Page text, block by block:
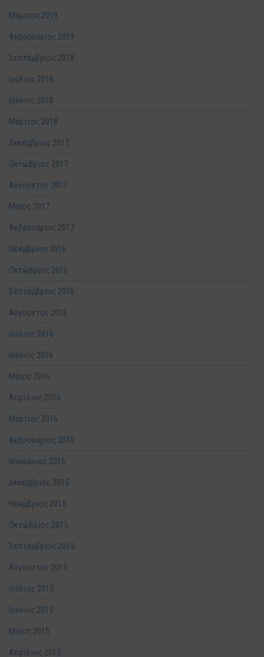
Μάρτιος 2019
Φεβρουάριος 2019
Σεπτέμβριος 2018
Ιούλιος 2018
Ιούνιος 2018
Μάρτιος 2018
Δεκέμβριος 2017
Οκτώβριος 2017
Αύγουστος 2017
Μάιος 2017
Φεβρουάριος 2017
Νοέμβριος 2016
Οκτώβριος 2016
Σεπτέμβριος 2016
Αύγουστος 2016
Ιούλιος 2016
Ιούνιος 2016
Μάιος 2016
Απρίλιος 2016
Μάρτιος 2016
Φεβρουάριος 2016
Ιανουάριος 2016
Δεκέμβριος 2015
Νοέμβριος 2015
Οκτώβριος 2015
Σεπτέμβριος 2015
Αύγουστος 2015
Ιούλιος 2015
Ιούνιος 2015
Μάιος 2015
Απρίλιος 2015